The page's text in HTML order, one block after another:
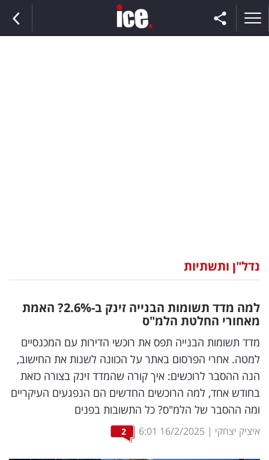
וצרכנות
דיגיטל
וטק
שיווק
ופרסום
משפט
מדדים
נדל"ן ותשתיות
למה מדד תשומות הבנייה זינק ב-2.6%
? האמת
מאחורי החלטת הלמ"ס
מדד תשומות הבנייה תפס את רוכשי הדירות עם המכנסיים
למטה. אחרי הפרסום באתר על הכוונה לשנות את החישוב,
הנה ההסבר לרוכשים: איך קורה שהמדד זינק בצורה כזאת
בחודש אחד, למה הרוכשים החדשים הם הנפגעים העיקריים
ומה ההסבר של הלמ"ס? כל התשובות בפנים
איציק יצחקי |
16/2/2025
6:01
2